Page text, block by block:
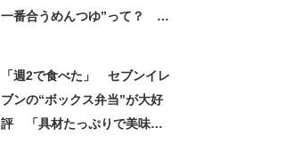
一番合うめんつゆ”って？ ラ
「週2で食べた」 セブンイレ
ブンの“ボックス弁当”が大好
評 「具材たっぷりで美味し